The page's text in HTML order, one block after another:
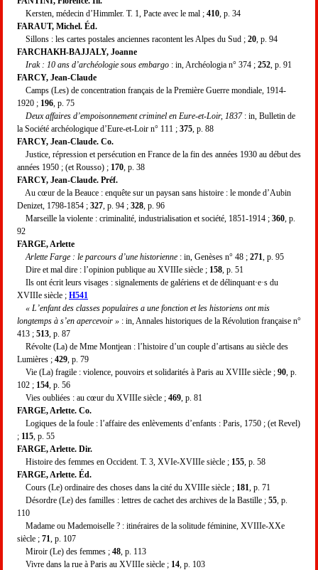
Kersten, médecin d’Himmler. T. 1, Pacte avec le mal ; 410 , p. 34
FARAUT, Michel. Éd.
Sillons : les cartes postales anciennes racontent les Alpes du Sud ; 20 , p. 94
FARCHAKH-BAJJALY, Joanne
Irak : 10 ans d’archéologie sous embargo : in, Archéologia n° 374 ; 252 , p. 91
FARCY, Jean-Claude
Camps (Les) de concentration français de la Première Guerre mondiale, 1914-
1920 ; 196 , p. 75
Deux affaires d’empoisonnement criminel en Eure-et-Loir, 1837: in, Bulletin de
la Société archéologique d’Eure-et-Loir n° 111 ; 375 , p. 88
FARCY, Jean-Claude. Co.
Justice, répression et persécution en France de la fin des années 1930 au début des
années 1950 ; (et Rousso) ; 170 , p. 38
FARCY, Jean-Claude. Préf.
Au cœur de la Beauce : enquête sur un paysan sans histoire : le monde d’Aubin
Denizet, 1798-1854 ; 327 , p. 94 ; 328 , p. 96
Marseille la violente : criminalité, industrialisation et société, 1851-1914 ; 360 , p.
92
FARGE, Arlette
Arlette Farge : le parcours d’une historienne : in, Genèses n° 48 ; 271 , p. 95
Dire et mal dire : l’opinion publique au XVIIIe siècle ; 158 , p. 51
Ils ont écrit leurs visages : signalements de galériens et de délinquant·e·s du
XVIIIe siècle ; H541
« L’enfant des classes populaires a une fonction et les historiens ont mis
longtemps à s’en apercevoir » : in, Annales historiques de la Révolution française n°
413 ; 513 , p. 87
Révolte (La) de Mme Montjean : l’histoire d’un couple d’artisans au siècle des
Lumières ; 429 , p. 79
Vie (La) fragile : violence, pouvoirs et solidarités à Paris au XVIIIe siècle ; 90 , p.
102 ; 154 , p. 56
Vies oubliées : au cœur du XVIIIe siècle ; 469 , p. 81
FARGE, Arlette. Co.
Logiques de la foule : l’affaire des enlèvements d’enfants : Paris, 1750 ; (et Revel)
; 115 , p. 55
FARGE, Arlette. Dir.
Histoire des femmes en Occident. T. 3, XVIe-XVIIIe siècle ; 155 , p. 58
FARGE, Arlette. Éd.
Cours (Le) ordinaire des choses dans la cité du XVIIIe siècle ; 181 , p. 71
Désordre (Le) des familles : lettres de cachet des archives de la Bastille ; 55 , p.
110
Madame ou Mademoiselle ? : itinéraires de la solitude féminine, XVIIIe-XXe
siècle ; 71 , p. 107
Miroir (Le) des femmes ; 48 , p. 113
Vivre dans la rue à Paris au XVIIIe siècle ; 14 , p. 103